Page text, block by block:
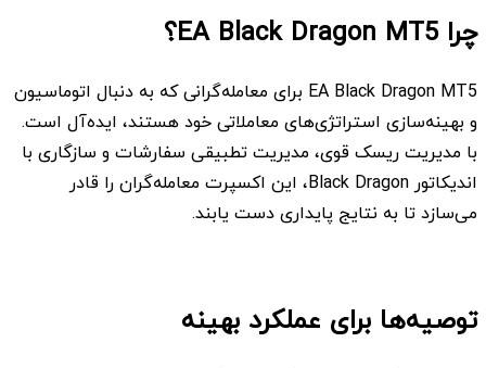
چرا EA Black Dragon MT5؟
EA Black Dragon MT5 برای معامله‌گرانی که به دنبال اتوماسیون
و بهینه‌سازی استراتژی‌های معاملاتی خود هستند، ایده‌آل است.
با مدیریت ریسک قوی، مدیریت تطبیقی سفارشات و سازگاری با
اندیکاتور Black Dragon، این اکسپرت معامله‌گران را قادر
می‌سازد تا به نتایج پایداری دست یابند.
توصیه‌ها برای عملکرد بهینه